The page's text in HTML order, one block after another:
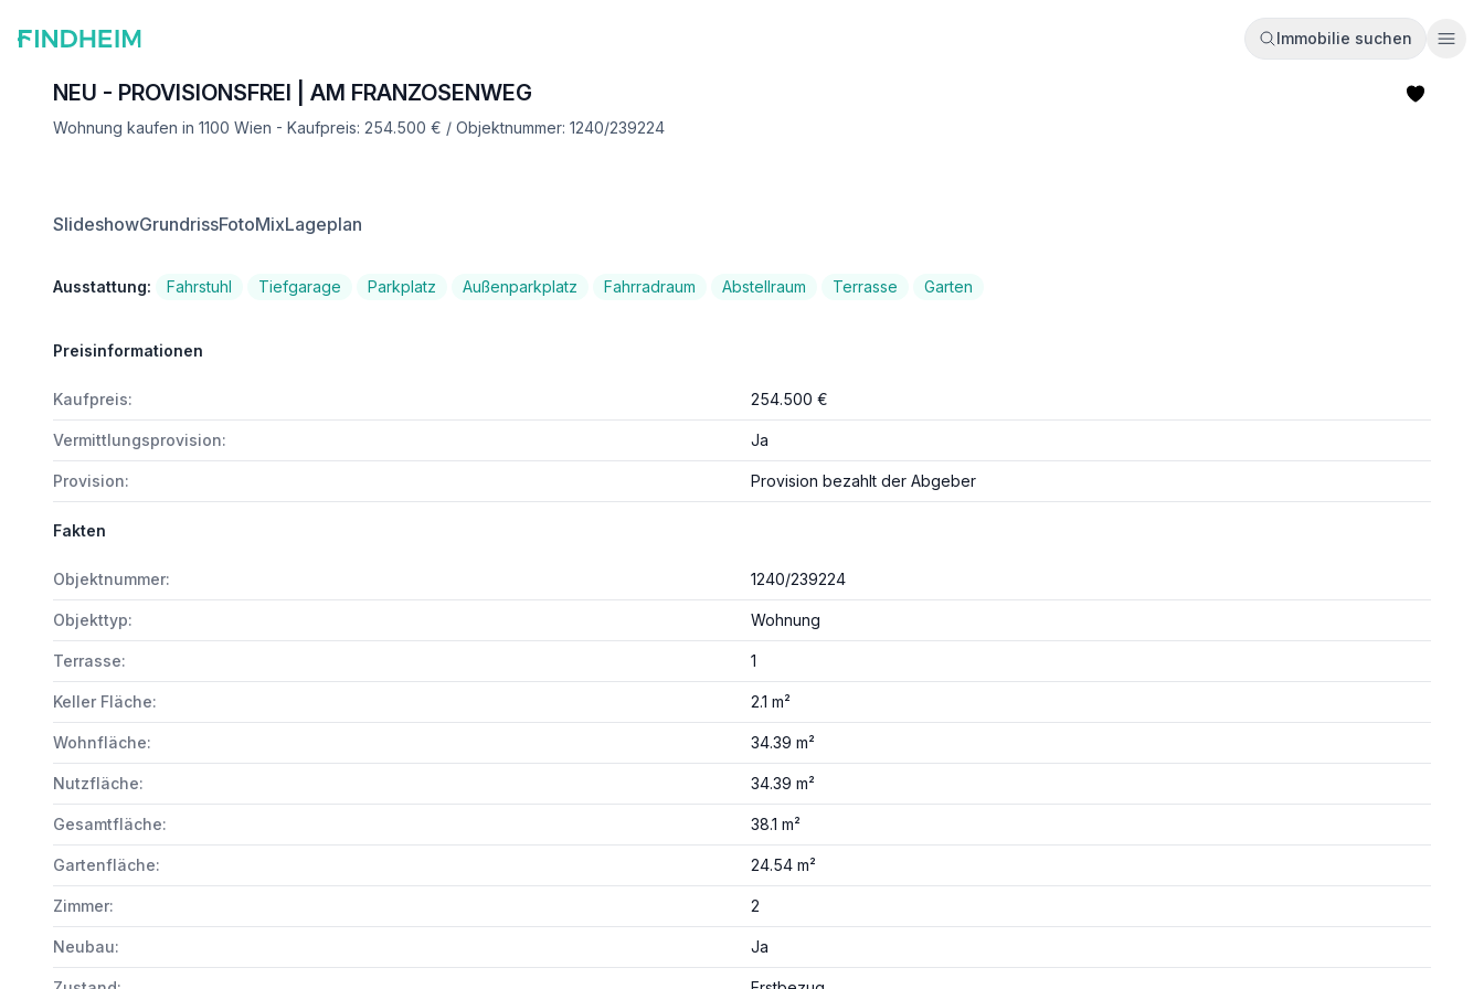
Immobilie suchen
NEU - PROVISIONSFREI | AM FRANZOSENWEG
Wohnung kaufen in 1100 Wien - Kaufpreis: 254.500 € / Objektnummer: 1240/239224
SlideshowGrundrissFotoMixLageplan
Ausstattung: Fahrstuhl Tiefgarage Parkplatz Außenparkplatz Fahrradraum Abstellraum Terrasse Garten
Preisinformationen
Kaufpreis: 254.500 €
Vermittlungsprovision: Ja
Provision: Provision bezahlt der Abgeber
Fakten
Objektnummer: 1240/239224
Objekttyp: Wohnung
Terrasse: 1
Keller Fläche: 2.1 m²
Wohnfläche: 34.39 m²
Nutzfläche: 34.39 m²
Gesamtfläche: 38.1 m²
Gartenfläche: 24.54 m²
Zimmer: 2
Neubau: Ja